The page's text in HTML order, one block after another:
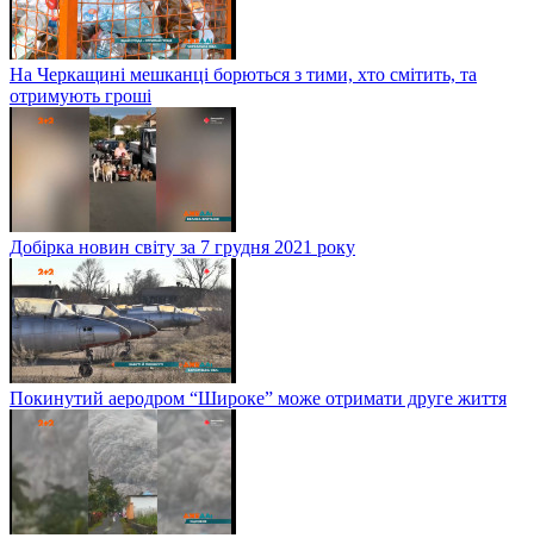
На Черкащині мешканці борються з тими, хто смітить, та
отримують гроші
Добірка новин світу за 7 грудня 2021 року
Покинутий аеродром “Широке” може отримати друге життя